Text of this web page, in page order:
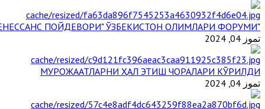
"БУЮК АЖДОДЛАР МЕРОСИ – III РЕНЕССАНС ПОЙДЕВОРИ" ЎЗБЕКИСТОН ОЛИМЛАРИ ФОРУМИ
تموز 04, 2024
МУРОЖААТЛАРНИ ҲАЛ ЭТИШ ЧОРАЛАРИ КЎРИЛДИ
تموز 04, 2024